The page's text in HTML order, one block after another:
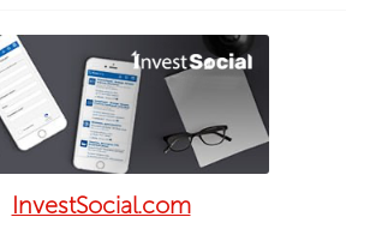
InvestSocial.com